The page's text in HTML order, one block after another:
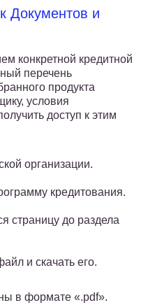
Документов и
конкретной кредитной
перечень
продукта
условия
доступ к этим
организации.
кредитования.
страницу до раздела
и скачать его.
в формате «.pdf».